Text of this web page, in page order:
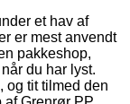
et hav af
er mest anvendt
pakkeshop,
du har lyst.
og tit tilmed den